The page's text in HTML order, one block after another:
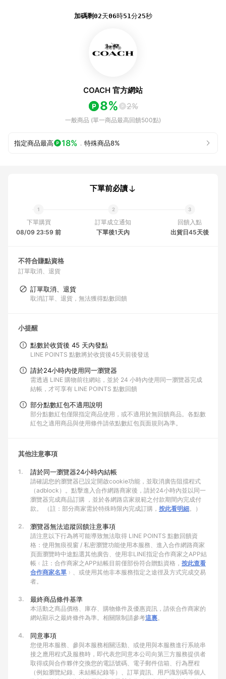
加碼剩02天06時51分25秒
COACH 官方網站
8% 2%
一般商品 (單一商品最高回饋500點)
指定商品最高 18% ． 特殊商品8%
下單前必讀
下單購買
08/09 23:59 前
訂單成立通知
下單後1天內
回饋入點
出貨日45天後
不符合賺點資格
訂單取消、退貨
訂單取消、退貨
取消訂單、退貨，無法獲得點數回饋
小提醒
點數於收貨後 45 天內發點
LINE POINTS 點數將於收貨後45天前後發送
請於24小時內使用同一瀏覽器
需透過 LINE 購物前往網站，並於 24 小時內使用同一瀏覽器完成
結帳，才可享有 LINE POINTS 點數回饋
部分點數紅包不適用說明
部分點數紅包僅限指定商品使用，或不適用於無回饋商品。各點數
紅包之適用商品與使用條件請依點數紅包頁面規則為準。
其他注意事項
1. 請於同一瀏覽器24小時內結帳
請確認您的瀏覽器已設定開啟cookie功能，並取消廣告阻擋程式
（adblock）。點擊進入合作網路商家後，請於24小時內並以同一
瀏覽器完成商品訂購 ，並於各網路店家規範之付款期間內完成付
款。 （註：部分商家需於特殊時限內完成訂購， 按此看明細。）
2. 瀏覽器無法追蹤回饋注意事項
請注意以下行為將可能導致無法取得 LINE POINTS 點數回饋資
格：使用無痕視窗 / 私密瀏覽功能使用本服務、進入合作網路商家
頁面瀏覽時中途點選其他廣告、使用非LINE指定合作商家之APP結
帳﹙註：合作商家之APP結帳目前僅部份符合贈點資格， 按此查看
合作商家名單 ﹚、或使用其他非本服務指定之途徑及方式完成交易
者。
3. 最終商品條件基準
本活動之商品價格、庫存、購物條件及優惠資訊，請依合作商家的
網站顯示之最終條件為準。相關限制請參考這裏。
4. 同意事項
您使用本服務、參與本服務相關活動、或使用與本服務進行系統串
接之應用程式及服務時，即代表您同意本公司向第三方服務提供者
取得或與合作夥伴交換您的電話號碼、電子郵件信箱、行為歷程
（例如瀏覽紀錄、未結帳紀錄等）、訂單資訊、用戶識別碼等個人